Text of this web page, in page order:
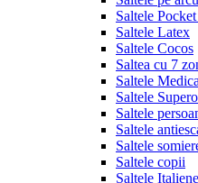
Saltele
Saltele Latex
Saltele Cocos
Saltea cu 7
Saltele
Saltele
Saltele
Saltele
Saltele
Saltele copii
Saltele Italiene